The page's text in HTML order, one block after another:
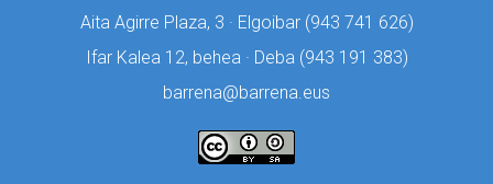
Aita Agirre Plaza, 3 · Elgoibar (943 741 626)
Ifar Kalea 12, behea · Deba (943 191 383)
barrena@barrena.eus